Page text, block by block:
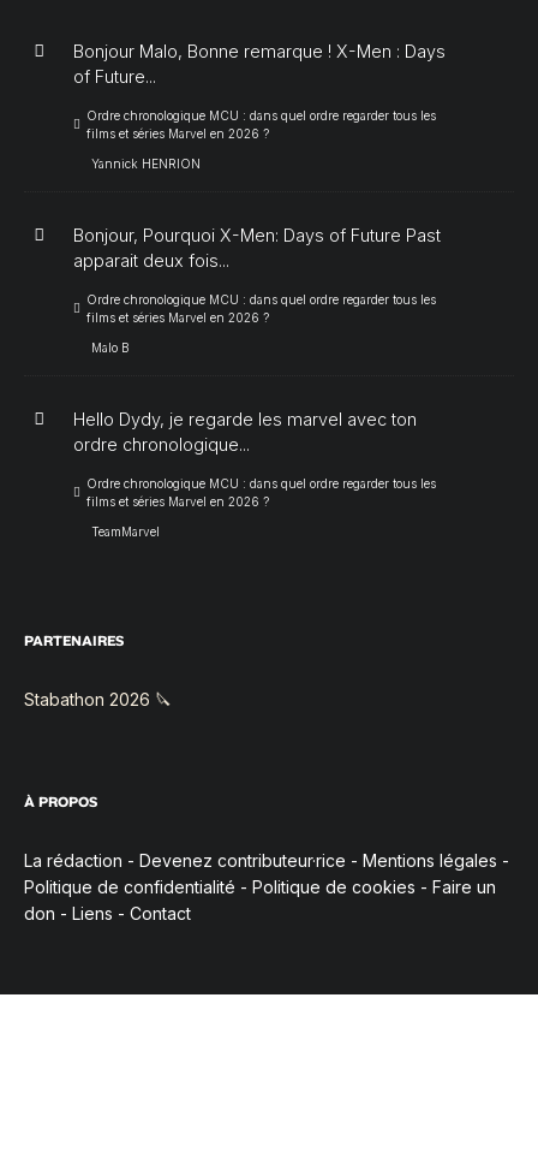
Bonjour Malo, Bonne remarque ! X-Men : Days
of Future...
Ordre chronologique MCU : dans quel ordre regarder tous les
films et séries Marvel en 2026 ?
Yannick HENRION
Bonjour, Pourquoi X-Men: Days of Future Past
apparait deux fois...
Ordre chronologique MCU : dans quel ordre regarder tous les
films et séries Marvel en 2026 ?
Malo B
Hello Dydy, je regarde les marvel avec ton
ordre chronologique...
Ordre chronologique MCU : dans quel ordre regarder tous les
films et séries Marvel en 2026 ?
TeamMarvel
PARTENAIRES
Stabathon 2026 🔪
À PROPOS
La rédaction - Devenez contributeur·rice - Mentions légales -
Politique de confidentialité - Politique de cookies - Faire un
don - Liens - Contact